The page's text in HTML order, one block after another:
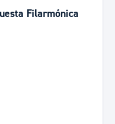
Filarmónica